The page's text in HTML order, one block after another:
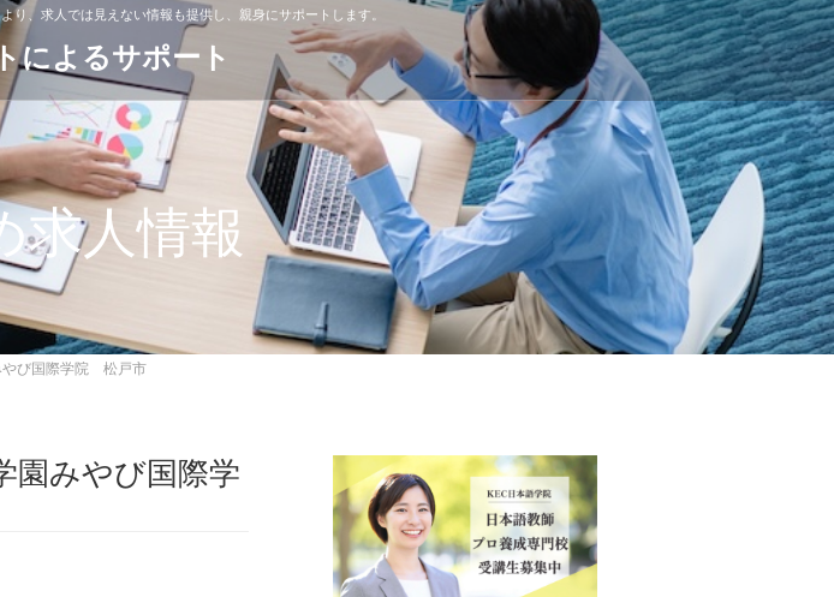
、求人では見えない情報も提供し、親身にサポートします。
によるサポート
求人情報
び国際学院 松戸市
みやび国際学